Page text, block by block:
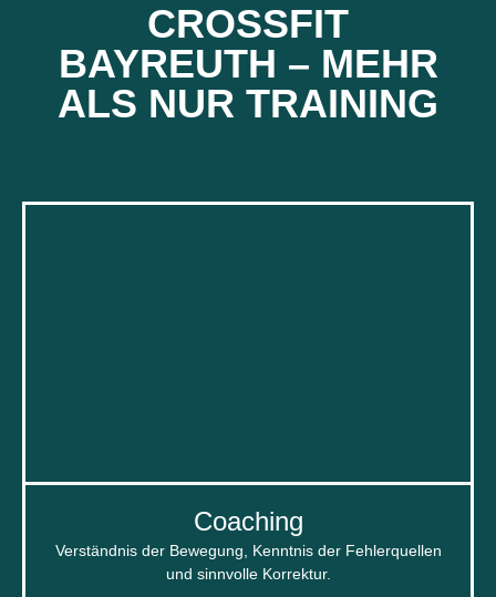
CROSSFIT
BAYREUTH – MEHR
ALS NUR TRAINING
Coaching
Verständnis der Bewegung, Kenntnis der Fehlerquellen
und sinnvolle Korrektur.